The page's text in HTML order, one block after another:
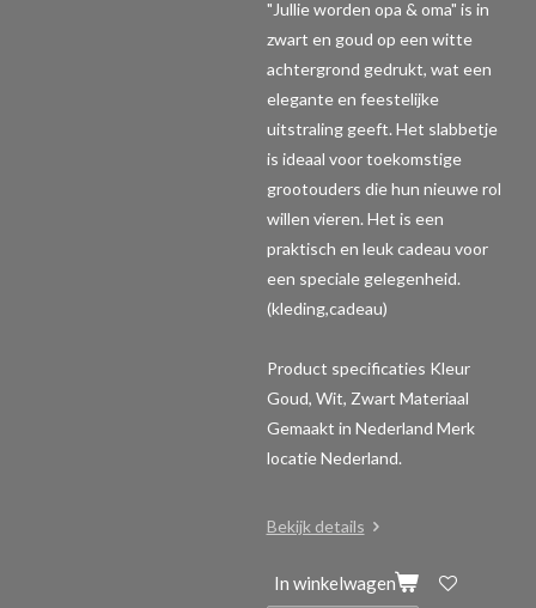
"Jullie worden opa & oma" is in
zwart en goud op een witte
achtergrond gedrukt, wat een
elegante en feestelijke
uitstraling geeft. Het slabbetje
is ideaal voor toekomstige
grootouders die hun nieuwe rol
willen vieren. Het is een
praktisch en leuk cadeau voor
een speciale gelegenheid.
(kleding,cadeau)
Product specificaties Kleur
Goud, Wit, Zwart Materiaal
Gemaakt in Nederland Merk
locatie Nederland.
Bekijk details
In winkelwagen